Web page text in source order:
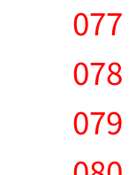
077
078
079